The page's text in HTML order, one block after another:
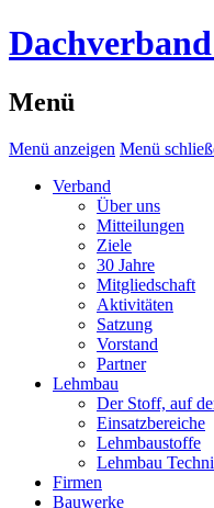
Menü
Menü anzeigen Menü
Verband
Über uns
Mitteilungen
Ziele
30 Jahre
Mitgliedschaft
Aktivitäten
Satzung
Vorstand
Partner
Lehmbau
Der Stoff, auf
Einsatzbereiche
Lehmbaustoffe
Lehmbau
Firmen
Bauwerke